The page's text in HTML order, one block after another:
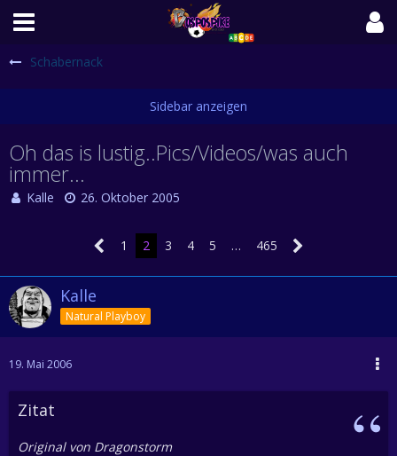
Schabernack
Oh das is lustig..Pics/Videos/was auch
immer...
Kalle 26. Oktober 2005
1 2 3 4 5 … 465
Kalle
Natural Playboy
19. Mai 2006
Zitat
Original von Dragonstorm